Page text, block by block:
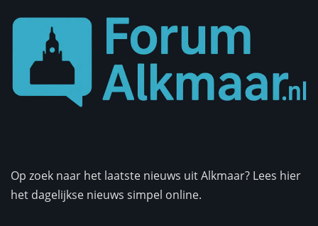
Op zoek naar het laatste nieuws uit Alkmaar? Lees hier
het dagelijkse nieuws simpel online.